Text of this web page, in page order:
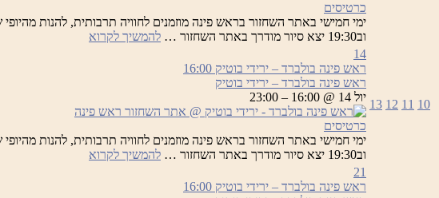
כרטיסים
וב19:30 יצא סיור מודרך באתר השחזור …
להמשיך לקרוא
בוטיק
10
11
12
13
14
ראש פינה בולברד – ירידי בוטיק 16:00
ראש פינה בולברד – ירידי בוטיק
יול 14 @ 16:00 – 23:00
כרטיסים
וב19:30 יצא סיור מודרך באתר השחזור …
להמשיך לקרוא
21
ראש פינה בולברד – ירידי בוטיק 16:00